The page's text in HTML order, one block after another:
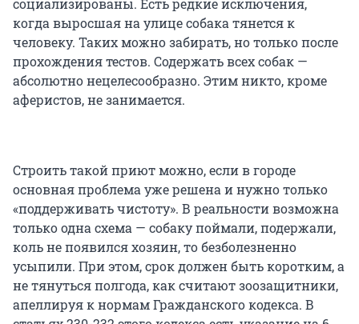
социализированы. Есть редкие исключения,
когда выросшая на улице собака тянется к
человеку. Таких можно забирать, но только после
прохождения тестов. Содержать всех собак —
абсолютно нецелесообразно. Этим никто, кроме
аферистов, не занимается.
Строить такой приют можно, если в городе
основная проблема уже решена и нужно только
«поддерживать чистоту». В реальности возможна
только одна схема — собаку поймали, подержали,
коль не появился хозяин, то безболезненно
усыпили. При этом, срок должен быть коротким, а
не тянуться полгода, как считают зоозащитники,
апеллируя к нормам Гражданского кодекса. В